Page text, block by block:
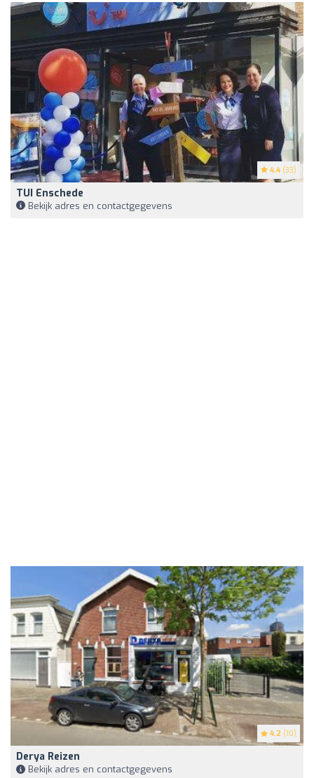
4.4 (33)
TUI Enschede
Bekijk adres en contactgegevens
4.2 (10)
Derya Reizen
Bekijk adres en contactgegevens